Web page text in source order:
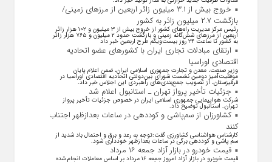
خروج بیش از ۳.۱ میلیون زائر اربعین از مرزهای زمینی/
بازگشت ۲.۷ میلیون زائر به کشور
رئیس مرکز مدیریت راه‌های کشور از خروج بیش از ۳ میلیون و ۱۰۲ هزار زائر
اربعین از مرزهای شش‌گانه زمینی و بازگشت حدود ۲ میلیون و ۷۶۵ هزار زائر
به کشور تا ساعت ۲۴ روز بیست‌ویکم طرح اربعین خبر داد
ارتقای مبادلات تجاری ایران با کشور‌های عضو اتحادیه
اقتصادی اوراسیا
وزیر صنعت، معدن و تجارت جمهوری اسلامی ایران، ضمن اعلام پایان
موفقیت‌آمیز دومین نشست شورای بین‌دولتی اتحادیه اقتصادی اوراسیا در
قرقیزستان، از تصویب جمع‌بندی‌های راهبردی این اجلاس خبر داد.
جزئیات تأخیر پرواز تهران ـ استانبول اعلام شد
شرکت هواپیمایی جمهوری اسلامی ایران در خصوص جزئیات تأخیر پرواز
تهران_ استانبول توضیح داد.
کشاورزان از سم‌پاشی و کوددهی در ساعات بعدازظهر اجتناب
کنند
کارشناس هواشناسی کشاورزی گفت:توجه به رعد و برق و احتمال باد شدید از
سم پاشی و کوددهی برگی در ساعات بعدازظهر خودداری شود.
قیمت خودرو در بازار آزاد جمعه ۱۶ مرداد
قیمت خودرو در بازار آزاد امروز جمعه ۱۶ مرداد بر اساس معاملات انجام شده